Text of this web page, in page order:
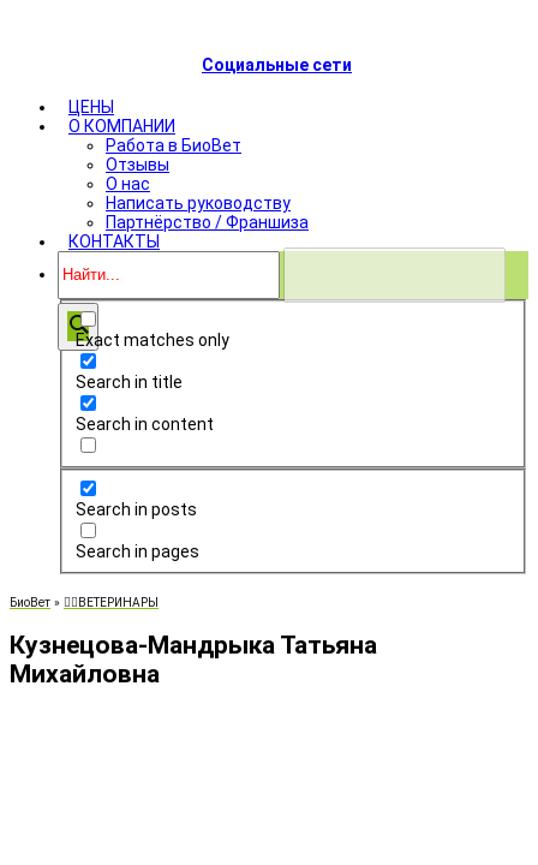
Социальные сети
ЦЕНЫ
О КОМПАНИИ
Работа в БиоВет
Отзывы
О нас
Написать руководству
Партнёрство / Франшиза
КОНТАКТЫ
Exact matches only
Search in title
Search in content
Search in posts
Search in pages
БиоВет » 👨‍⚕️ВЕТЕРИНАРЫ
Кузнецова-Мандрыка Татьяна
Михайловна